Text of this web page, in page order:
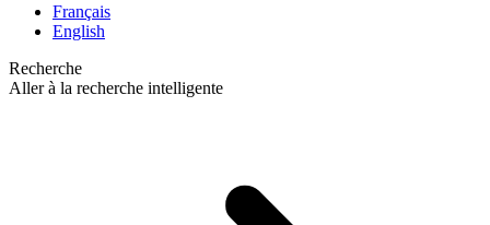
Français
English
Recherche
Aller à la recherche intelligente